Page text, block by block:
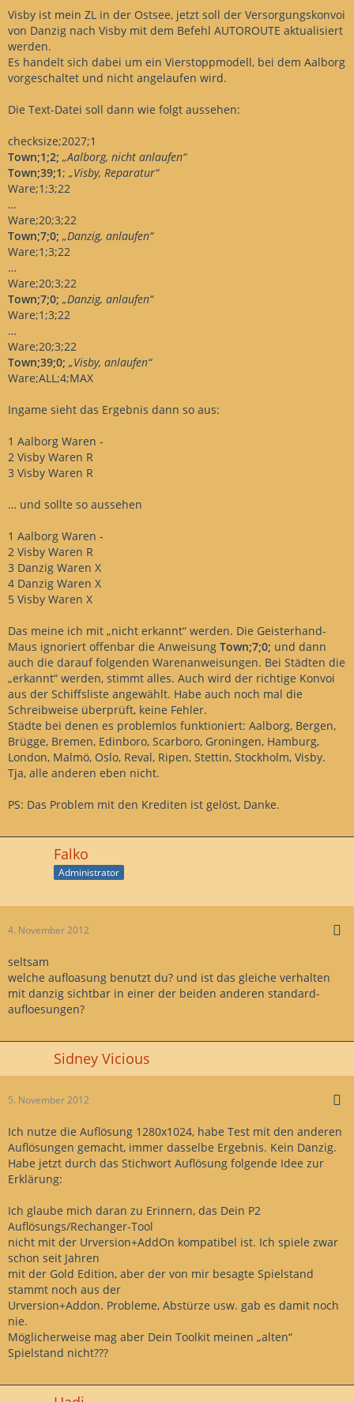
Visby ist mein ZL in der Ostsee, jetzt soll der Versorgungskonvoi
von Danzig nach Visby mit dem Befehl AUTOROUTE aktualisiert
werden.
Es handelt sich dabei um ein Vierstoppmodell, bei dem Aalborg
vorgeschaltet und nicht angelaufen wird.
Die Text-Datei soll dann wie folgt aussehen:
checksize;2027;1
Town;1;2; „Aalborg, nicht anlaufen“
Town;39;1; „Visby, Reparatur“
Ware;1;3;22
…
Ware;20;3;22
Town;7;0; „Danzig, anlaufen“
Ware;1;3;22
…
Ware;20;3;22
Town;7;0; „Danzig, anlaufen“
Ware;1;3;22
…
Ware;20;3;22
Town;39;0; „Visby, anlaufen“
Ware;ALL;4;MAX
Ingame sieht das Ergebnis dann so aus:
1 Aalborg Waren -
2 Visby Waren R
3 Visby Waren R
… und sollte so aussehen
1 Aalborg Waren -
2 Visby Waren R
3 Danzig Waren X
4 Danzig Waren X
5 Visby Waren X
Das meine ich mit „nicht erkannt“ werden. Die Geisterhand-
Maus ignoriert offenbar die Anweisung Town;7;0; und dann
auch die darauf folgenden Warenanweisungen. Bei Städten die
„erkannt“ werden, stimmt alles. Auch wird der richtige Konvoi
aus der Schiffsliste angewählt. Habe auch noch mal die
Schreibweise überprüft, keine Fehler.
Städte bei denen es problemlos funktioniert: Aalborg, Bergen,
Brügge, Bremen, Edinboro, Scarboro, Groningen, Hamburg,
London, Malmö, Oslo, Reval, Ripen, Stettin, Stockholm, Visby.
Tja, alle anderen eben nicht.
PS: Das Problem mit den Krediten ist gelöst, Danke.
Falko
Administrator
4. November 2012
seltsam
welche aufloasung benutzt du? und ist das gleiche verhalten
mit danzig sichtbar in einer der beiden anderen standard-
aufloesungen?
Sidney Vicious
5. November 2012
Ich nutze die Auflösung 1280x1024, habe Test mit den anderen
Auflösungen gemacht, immer dasselbe Ergebnis. Kein Danzig.
Habe jetzt durch das Stichwort Auflösung folgende Idee zur
Erklärung:
Ich glaube mich daran zu Erinnern, das Dein P2
Auflösungs/Rechanger-Tool
nicht mit der Urversion+AddOn kompatibel ist. Ich spiele zwar
schon seit Jahren
mit der Gold Edition, aber der von mir besagte Spielstand
stammt noch aus der
Urversion+Addon. Probleme, Abstürze usw. gab es damit noch
nie.
Möglicherweise mag aber Dein Toolkit meinen „alten“
Spielstand nicht???